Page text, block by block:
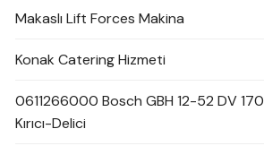
Makaslı Lift Forces Makina
Konak Catering Hizmeti
0611266000 Bosch GBH 12-52 DV
Kırıcı-Delici